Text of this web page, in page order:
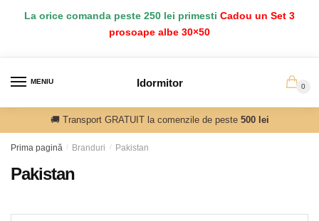
La orice comanda peste 250 lei primesti Cadou un Set 3
prosoape albe 30×50
MENIU Idormitor 0
🚚 Transport GRATUIT la comenzile de peste 500 lei
Prima pagină / Branduri / Pakistan
Pakistan